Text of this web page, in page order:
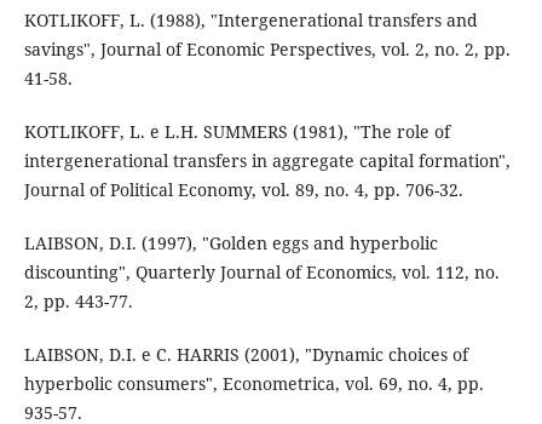
KOTLIKOFF, L. (1988), "Intergenerational transfers and
savings", Journal of Economic Perspectives, vol. 2, no. 2, pp.
41-58.
KOTLIKOFF, L. e L.H. SUMMERS (1981), "The role of
intergenerational transfers in aggregate capital formation",
Journal of Political Economy, vol. 89, no. 4, pp. 706-32.
LAIBSON, D.I. (1997), "Golden eggs and hyperbolic
discounting", Quarterly Journal of Economics, vol. 112, no.
2, pp. 443-77.
LAIBSON, D.I. e C. HARRIS (2001), "Dynamic choices of
hyperbolic consumers", Econometrica, vol. 69, no. 4, pp.
935-57.